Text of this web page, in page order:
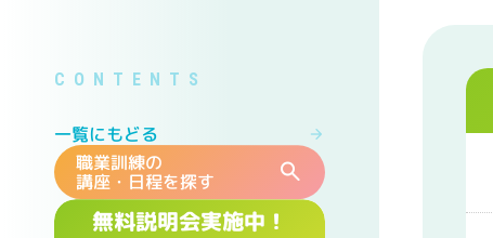
一覧にもどる
職業訓練の
講座・日程を探す
無料説明会実施中！